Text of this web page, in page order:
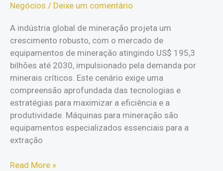
Negócios / Deixe um comentário
A indústria global de mineração projeta um
crescimento robusto, com o mercado de
equipamentos de mineração atingindo US$ 195,3
bilhões até 2030, impulsionado pela demanda por
minerais críticos. Este cenário exige uma
compreensão aprofundada das tecnologias e
estratégias para maximizar a eficiência e a
produtividade. Máquinas para mineração são
equipamentos especializados essenciais para a
extração
Máquinas
Read More »